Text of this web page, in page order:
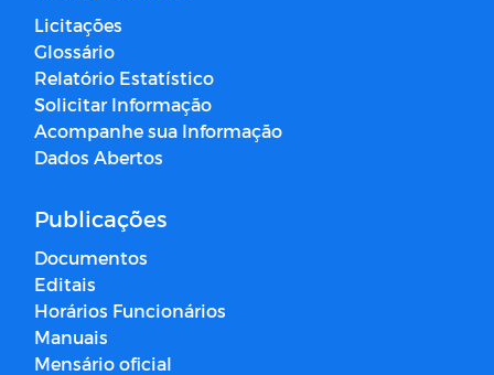
Licitações
Glossário
Relatório Estatístico
Solicitar Informação
Acompanhe sua Informação
Dados Abertos
Publicações
Documentos
Editais
Horários Funcionários
Manuais
Mensário oficial